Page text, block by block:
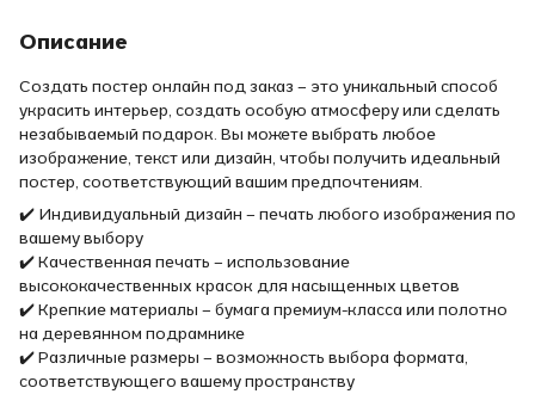
Описание
Создать постер онлайн под заказ – это уникальный способ
украсить интерьер, создать особую атмосферу или сделать
незабываемый подарок. Вы можете выбрать любое
изображение, текст или дизайн, чтобы получить идеальный
постер, соответствующий вашим предпочтениям.
✔️ Индивидуальный дизайн – печать любого изображения по
вашему выбору
✔️ Качественная печать – использование
высококачественных красок для насыщенных цветов
✔️ Крепкие материалы – бумага премиум-класса или полотно
на деревянном подрамнике
✔️ Различные размеры – возможность выбора формата,
соответствующего вашему пространству